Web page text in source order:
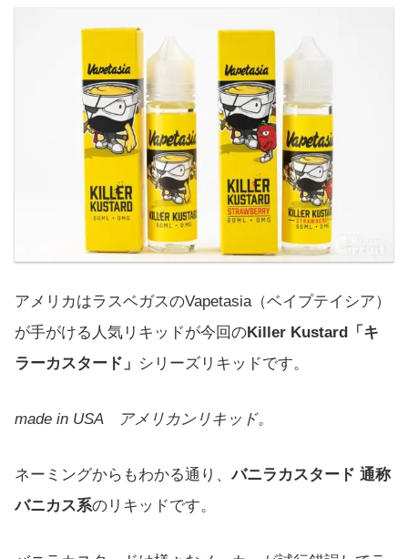
アメリカはラスベガスのVapetasia（ベイプテイシア）
が手がける人気リキッドが今回のKiller Kustard「キ
ラーカスタード」 シリーズリキッドです。
made in USA アメリカンリキッド。
ネーミングからもわかる通り、バニラカスタード 通称
バニカス系のリキッドです。